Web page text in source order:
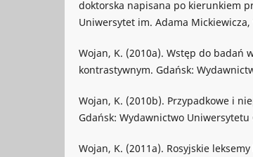
doktorska napisana po kierunkiem
Uniwersytet im. Adama
Wojan, K. (2010a). Wstęp do badań
kontrastywnym. Gdańsk:
Wojan, K. (2010b). Przypadkowe i
Gdańsk: Wydawnictwo Uniwersytetu
Wojan, K. (2011a). Rosyjskie